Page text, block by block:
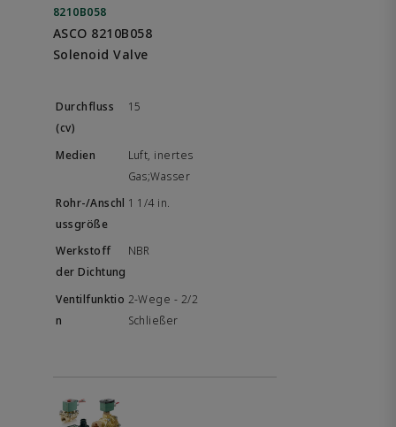
8210B058
ASCO 8210B058
Solenoid Valve
15
Luft, inertes
Gas;Wasser
1 1/4 in.
NBR
2-Wege - 2/2
Schließer